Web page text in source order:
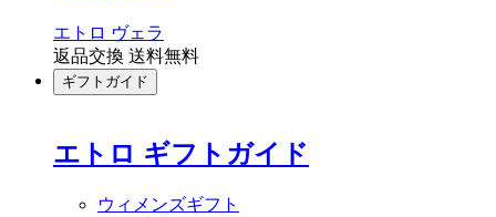
エトロ ヴェラ
返品交換 送料無料
ギフトガイド
エトロ ギフトガイド
ウィメンズギフト